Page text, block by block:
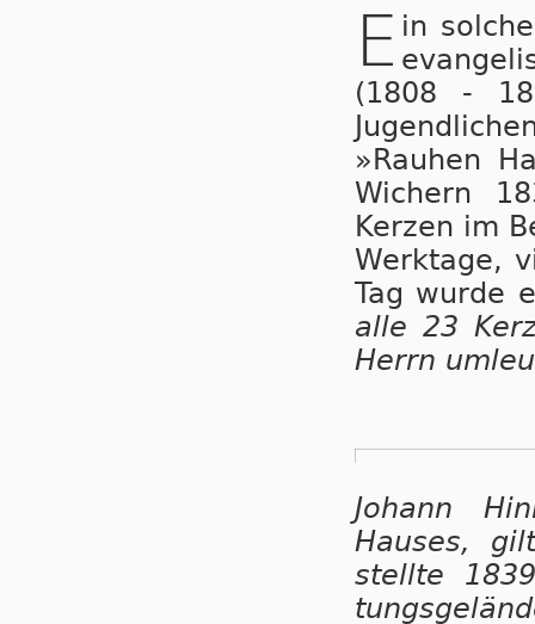
E in
(1808 -
»Rauhen
Wichern
Kerzen im
Werktage,
Tag wurde
alle 23
Herrn
Johann
Hauses,
stell­te